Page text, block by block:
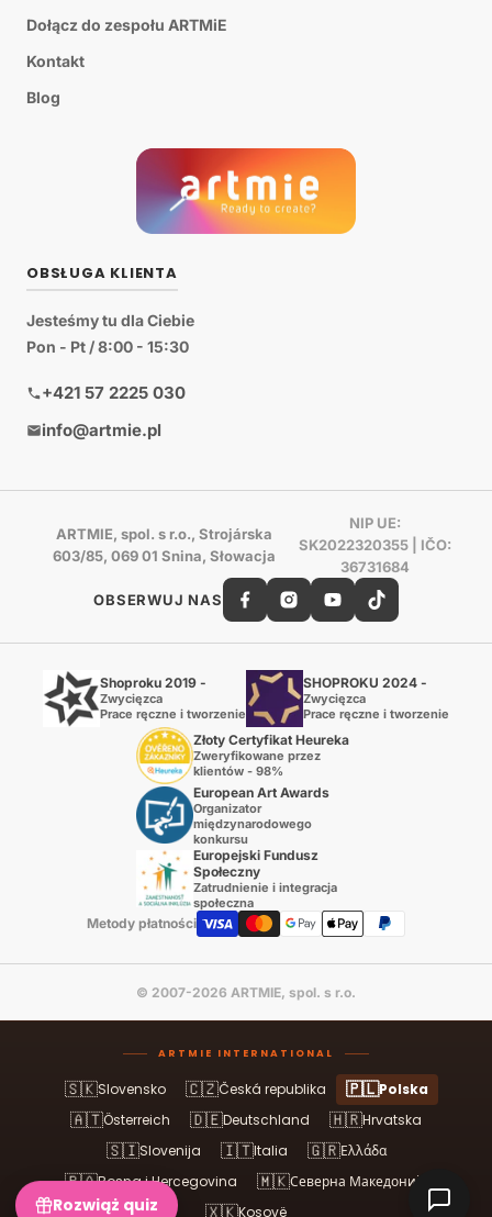
Dołącz do zespołu ARTMiE
Kontakt
Blog
OBSŁUGA KLIENTA
Jesteśmy tu dla Ciebie
Pon - Pt / 8:00 - 15:30
+421 57 2225 030
info@artmie.pl
ARTMIE, spol. s r.o., Strojárska
603/85, 069 01 Snina, Słowacja
NIP UE:
SK2022320355 | IČO:
36731684
OBSERWUJ NAS
Shoproku 2019 -
Zwycięzca
Prace ręczne i tworzenie
SHOPROKU 2024 -
Zwycięzca
Prace ręczne i tworzenie
Złoty Certyfikat Heureka
Zweryfikowane przez
klientów - 98%
European Art Awards
Organizator
międzynarodowego
konkursu
Europejski Fundusz
Społeczny
Zatrudnienie i integracja
społeczna
Metody płatności
© 2007-2026 ARTMIE, spol. s r.o.
ARTMIE INTERNATIONAL
🇸🇰Slovensko 🇨🇿Česká republika 🇵🇱Polska
🇦🇹Österreich 🇩🇪Deutschland 🇭🇷Hrvatska
🇸🇮Slovenija 🇮🇹Italia 🇬🇷Ελλάδα
🇧🇦Bosna i Hercegovina 🇲🇰Северна Македонија
Kosovë
Rozwiąż quiz